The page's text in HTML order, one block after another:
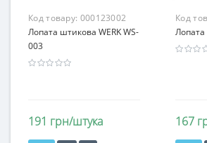
Код товару: 000123002
Лопата штикова WERK WS-
003
191 грн/штука
Код
Лопата
167